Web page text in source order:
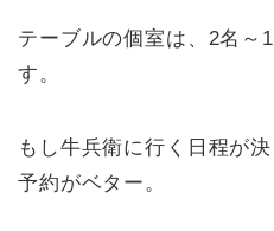
テーブルの個室は、2名～
す。
もし牛兵衛に行く日程が
予約がベター。